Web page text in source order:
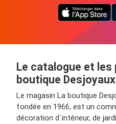
Le catalogue et
boutique Desjoyaux
Le magasin La boutique
fondée en 1966, est un
décoration d´intérieur, de